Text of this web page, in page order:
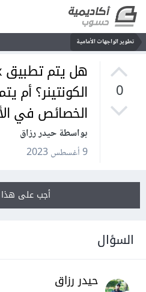
تطوير الواجهات الأمامية
0
الكونتينر؟ أم
الخصائص في
بواسطة حيدر رزاق
9 أغسطس 2023
أجب على هذا
السؤال
حيدر رزاق